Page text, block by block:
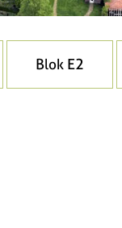
Blok E2